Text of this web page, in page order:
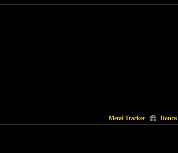
Metal Tracker Поиск